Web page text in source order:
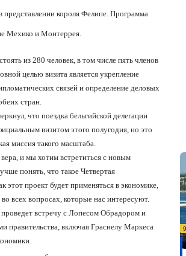
представлении короля Фелипе. Программа
Мехико и Монтеррея.
из 280 человек, в том числе пять членов
целью визита является укрепление
связей и определение деловых
стран.
что поездка бельгийской делегации
визитом этого полугодия, но это
миссия такого масштаба.
вера, и мы хотим встретиться с новым
понять, что такое Четвертая
этот проект будет применяться в экономике,
всех вопросах, которые нас интересуют.
встречу с Лопесом Обрадором и
правительства, включая Грасиелу Маркеса